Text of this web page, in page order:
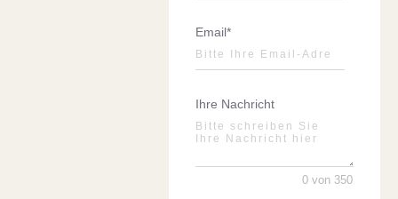
Email*
Ihre Nachricht
0 von 350